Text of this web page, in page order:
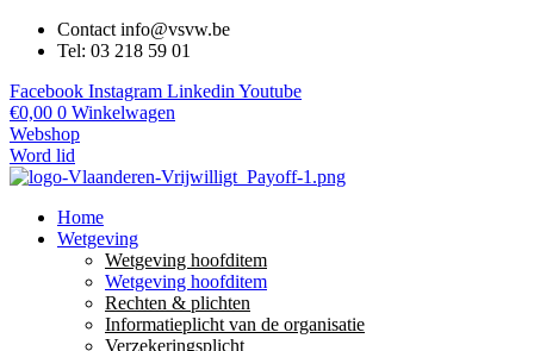
Contact info@vsvw.be
Tel: 03 218 59 01
Facebook Instagram Linkedin Youtube
€0,00 0 Winkelwagen
Webshop
Word lid
Home
Wetgeving
Wetgeving hoofditem
Wetgeving hoofditem
Rechten & plichten
Informatieplicht van de organisatie
Verzekeringsplicht